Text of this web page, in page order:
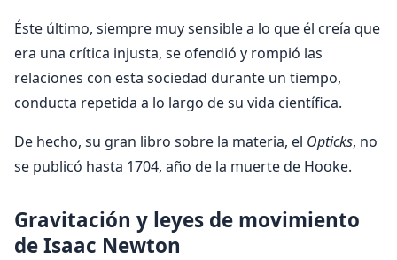
Éste último, siempre muy sensible a lo que él creía que
era una crítica injusta, se ofendió y rompió las
relaciones con esta sociedad durante un tiempo,
conducta repetida a lo largo de su vida científica.
De hecho, su gran libro sobre la materia, el Opticks, no
se publicó hasta 1704, año de la muerte de Hooke.
Gravitación y leyes de movimiento
de Isaac Newton